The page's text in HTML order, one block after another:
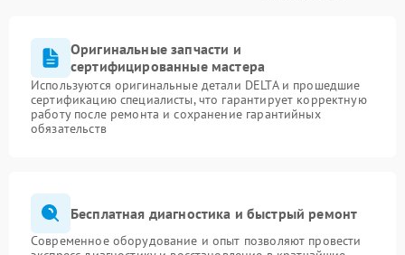
Оригинальные запчасти и
сертифицированные мастера
Используются оригинальные детали DELTA и прошедшие
сертификацию специалисты, что гарантирует корректную
работу после ремонта и сохранение гарантийных
обязательств
Бесплатная диагностика и быстрый ремонт
Современное оборудование и опыт позволяют провести